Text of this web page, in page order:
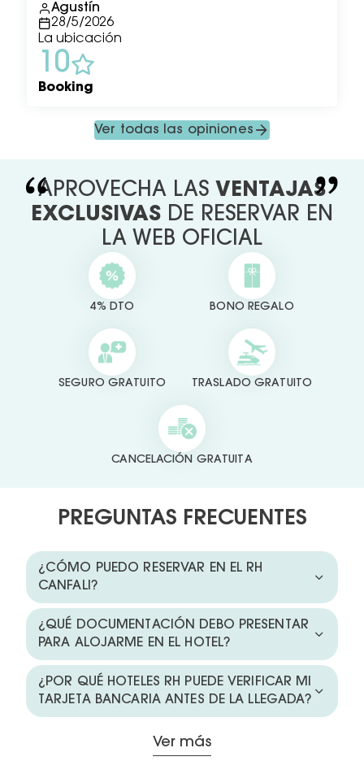
Agustín
28/5/2026
La ubicación
10
Booking
Ver todas las opiniones
APROVECHA LAS VENTAJAS
EXCLUSIVAS DE RESERVAR EN
LA WEB OFICIAL
4% DTO BONO REGALO
SEGURO GRATUITO TRASLADO GRATUITO
CANCELACIÓN GRATUITA
PREGUNTAS FRECUENTES
¿CÓMO PUEDO RESERVAR EN EL RH
CANFALI?
¿QUÉ DOCUMENTACIÓN DEBO PRESENTAR
PARA ALOJARME EN EL HOTEL?
¿POR QUÉ HOTELES RH PUEDE VERIFICAR MI
TARJETA BANCARIA ANTES DE LA LLEGADA?
Ver más